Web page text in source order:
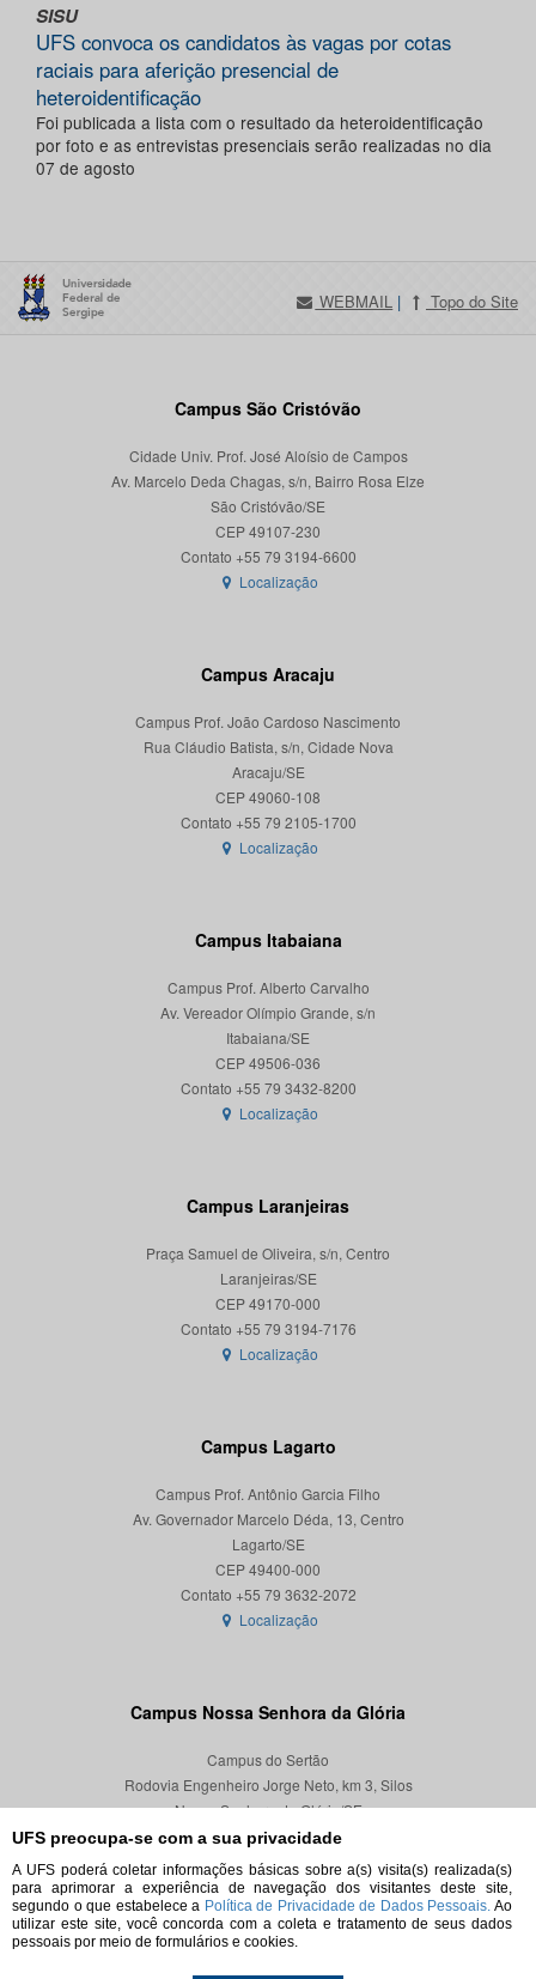
UFS preocupa-se com a sua privacidade
A UFS poderá coletar informações básicas sobre a(s) visita(s) realizada(s)
para aprimorar a experiência de navegação dos visitantes deste site,
segundo o que estabelece a Política de Privacidade de Dados Pessoais. Ao
utilizar este site, você concorda com a coleta e tratamento de seus dados
pessoais por meio de formulários e cookies.
SISU
UFS convoca os candidatos às vagas por cotas
raciais para aferição presencial de
heteroidentificação
Foi publicada a lista com o resultado da heteroidentificação
por foto e as entrevistas presenciais serão realizadas no dia
07 de agosto
WEBMAIL | Topo do Site
Campus São Cristóvão
Cidade Univ. Prof. José Aloísio de Campos
Av. Marcelo Deda Chagas, s/n, Bairro Rosa Elze
São Cristóvão/SE
CEP 49107-230
Localização
Campus Aracaju
Campus Prof. João Cardoso Nascimento
Rua Cláudio Batista, s/n, Cidade Nova
Aracaju/SE
CEP 49060-108
Localização
Campus Itabaiana
Campus Prof. Alberto Carvalho
Av. Vereador Olímpio Grande, s/n
Itabaiana/SE
CEP 49506-036
Localização
Campus Laranjeiras
Praça Samuel de Oliveira, s/n, Centro
Laranjeiras/SE
CEP 49170-000
Localização
Campus Lagarto
Campus Prof. Antônio Garcia Filho
Av. Governador Marcelo Déda, 13, Centro
Lagarto/SE
CEP 49400-000
Localização
Campus Nossa Senhora da Glória
Campus do Sertão
Rodovia Engenheiro Jorge Neto, km 3, Silos
Nossa Senhora da Glória/SE
CEP 49680-000
Localização